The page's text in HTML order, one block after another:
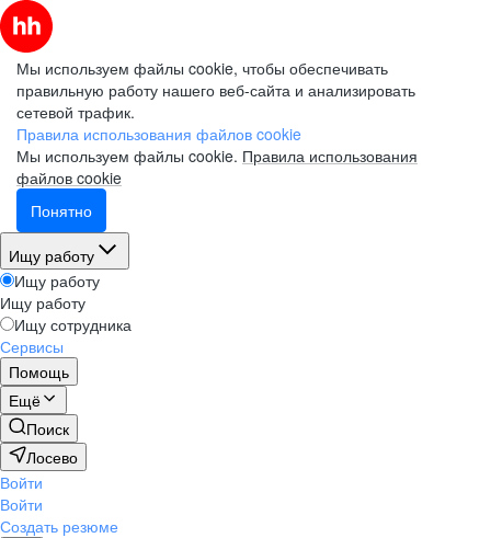
Мы используем файлы cookie, чтобы обеспечивать
правильную работу нашего веб-сайта и анализировать
сетевой трафик.
Правила использования файлов cookie
Мы используем файлы cookie. Правила использования
файлов cookie
Понятно
Ищу работу
Ищу работу
Ищу работу
Ищу сотрудника
Сервисы
Помощь
Ещё
Поиск
Лосево
Войти
Войти
Создать резюме